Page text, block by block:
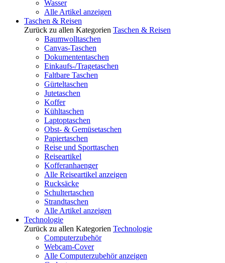
Wasser
Alle Artikel anzeigen
Taschen & Reisen
Zurück zu allen Kategorien Taschen & Reisen
Baumwolltaschen
Canvas-Taschen
Dokumententaschen
Einkaufs-/Tragetaschen
Faltbare Taschen
Gürteltaschen
Jutetaschen
Koffer
Kühltaschen
Laptoptaschen
Obst- & Gemüsetaschen
Papiertaschen
Reise und Sporttaschen
Reiseartikel
Kofferanhaenger
Alle Reiseartikel anzeigen
Rucksäcke
Schultertaschen
Strandtaschen
Alle Artikel anzeigen
Technologie
Zurück zu allen Kategorien Technologie
Computerzubehör
Webcam-Cover
Alle Computerzubehör anzeigen